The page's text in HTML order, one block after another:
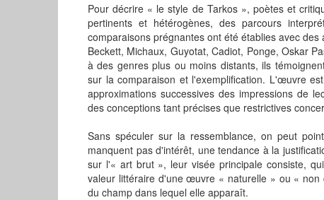
Pour décrire « le style de Tarkos », poètes et
pertinents et hétérogènes, des parcours
comparaisons prégnantes ont été établies avec
Beckett, Michaux, Guyotat, Cadiot, Ponge, Oskar
à des genres plus ou moins distants, ils
sur la comparaison et l'exemplification. L'œuvre
approximations successives des impressions de
des conceptions tant précises que restrictives
Sans spéculer sur la ressemblance, on peut
manquent pas d'intérêt, une tendance à la
sur l'« art brut », leur visée principale consiste,
valeur littéraire d'une œuvre « naturelle » ou «
du champ dans lequel elle apparaît.